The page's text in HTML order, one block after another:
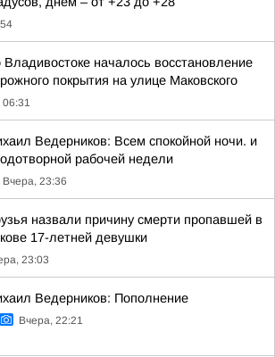
Владивостоке началось восстановление
покрытия на улице Маковского
06:31
Ведерников: Всем спокойной ночи. и
рабочей недели
Вчера, 23:36
назвали причину смерти пропавшей в
17-летней девушки
23:03
Ведерников: Пополнение
Вчера, 22:21